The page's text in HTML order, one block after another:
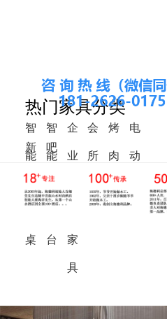
热门家具分类
智
能
火
桌
智
能
调
台
企
业
家
具
会
所
家
烤
肉
桌
电
动
新
中
式
吧
椅